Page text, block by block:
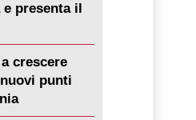
presenta il
crescere
punti